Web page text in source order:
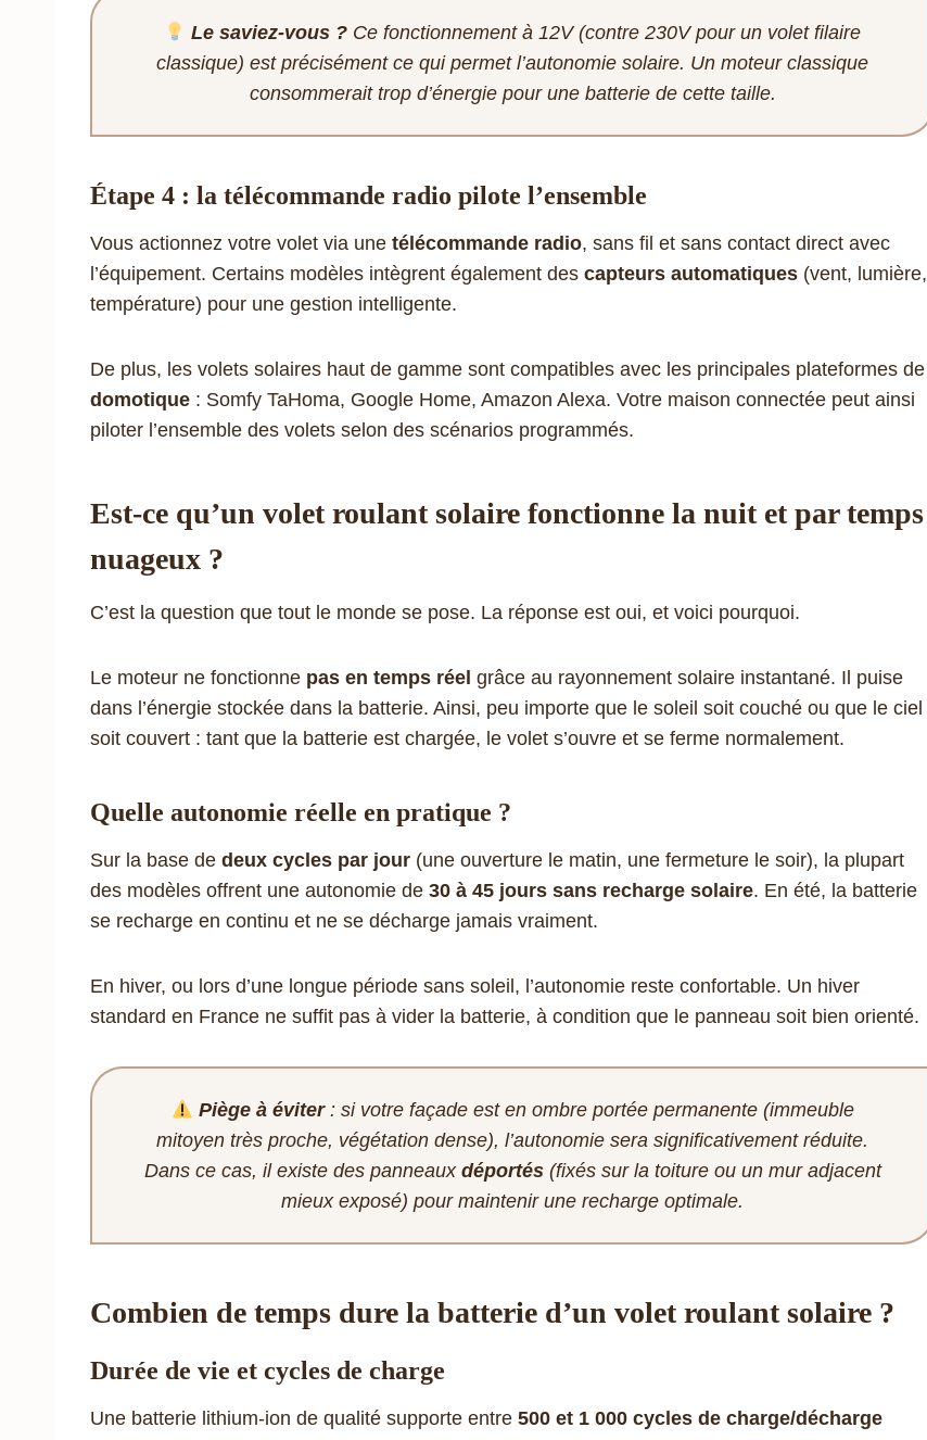
Le saviez-vous ? Ce fonctionnement à 12V (contre 230V pour un volet filaire
classique) est précisément ce qui permet l’autonomie solaire. Un moteur classique
consommerait trop d’énergie pour une batterie de cette taille.
Étape 4 : la télécommande radio pilote l’ensemble
Vous actionnez votre volet via une télécommande radio, sans fil et sans contact direct avec
l’équipement. Certains modèles intègrent également des capteurs automatiques (vent, lumière,
température) pour une gestion intelligente.
De plus, les volets solaires haut de gamme sont compatibles avec les principales plateformes de
domotique : Somfy TaHoma, Google Home, Amazon Alexa. Votre maison connectée peut ainsi
piloter l’ensemble des volets selon des scénarios programmés.
Est-ce qu’un volet roulant solaire fonctionne la nuit et par temps
nuageux ?
C’est la question que tout le monde se pose. La réponse est oui, et voici pourquoi.
Le moteur ne fonctionne pas en temps réel grâce au rayonnement solaire instantané. Il puise
dans l’énergie stockée dans la batterie. Ainsi, peu importe que le soleil soit couché ou que le ciel
soit couvert : tant que la batterie est chargée, le volet s’ouvre et se ferme normalement.
Quelle autonomie réelle en pratique ?
Sur la base de deux cycles par jour (une ouverture le matin, une fermeture le soir), la plupart
des modèles offrent une autonomie de 30 à 45 jours sans recharge solaire. En été, la batterie
se recharge en continu et ne se décharge jamais vraiment.
En hiver, ou lors d’une longue période sans soleil, l’autonomie reste confortable. Un hiver
standard en France ne suffit pas à vider la batterie, à condition que le panneau soit bien orienté.
Piège à éviter: si votre façade est en ombre portée permanente (immeuble
mitoyen très proche, végétation dense), l’autonomie sera significativement réduite.
Dans ce cas, il existe des panneaux déportés(fixés sur la toiture ou un mur adjacent
mieux exposé) pour maintenir une recharge optimale.
Combien de temps dure la batterie d’un volet roulant solaire ?
Durée de vie et cycles de charge
Une batterie lithium-ion de qualité supporte entre 500 et 1 000 cycles de charge/décharge